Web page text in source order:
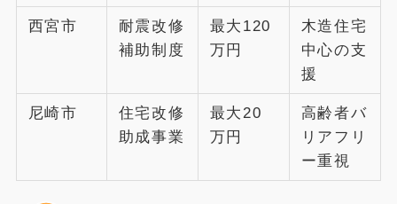
西宮市
耐震改修
補助制度
最大120
万円
木造住宅
中心の支
援
尼崎市
住宅改修
助成事業
最大20
万円
高齢者バ
リアフリ
ー重視